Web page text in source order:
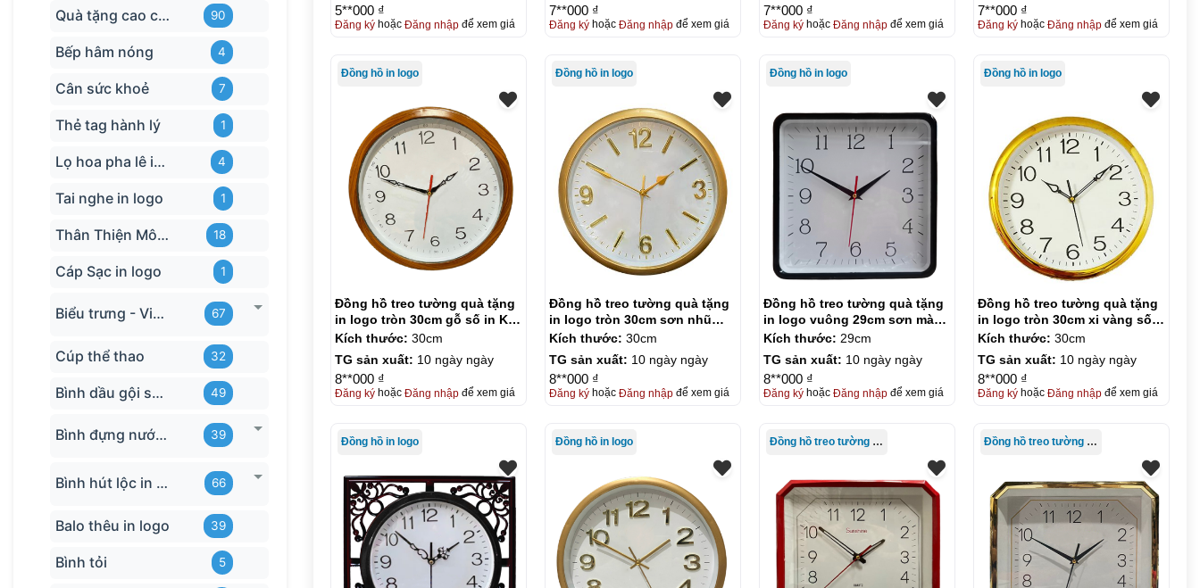
Quà tặng cao cấp 90
Bếp hâm nóng 4
Cân sức khoẻ 7
Thẻ tag hành lý 1
Lọ hoa pha lê in logo 4
Tai nghe in logo 1
Thân Thiện Môi trường 18
Cáp Sạc in logo 1
Biểu trưng - Vinh danh in logo 67
Cúp thể thao 32
Bình dầu gội sữa tắm 49
Bình đựng nước in logo 39
Bình hút lộc in logo 66
Balo thêu in logo 39
Bình tỏi 5
5**000 ₫
Đăng kýhoặc Đăng nhậpđể xem giá
7**000 ₫
Đăng kýhoặc Đăng nhậpđể xem giá
7**000 ₫
Đăng kýhoặc Đăng nhậpđể xem giá
7**000 ₫
Đăng kýhoặc Đăng nhậpđể xem giá
Đồng hồ in logo
Đồng hồ treo tường quà tặng
in logo tròn 30cm gỗ số in KQ-
DH05
Kích thước: 30cm
TG sản xuất: 10 ngày ngày
8**000 ₫
Đăng kýhoặc Đăng nhậpđể xem giá
Đồng hồ in logo
Đồng hồ treo tường quà tặng
in logo tròn 30cm sơn nhũ
đồng số cọc KQ-DH06
Kích thước: 30cm
TG sản xuất: 10 ngày ngày
8**000 ₫
Đăng kýhoặc Đăng nhậpđể xem giá
Đồng hồ in logo
Đồng hồ treo tường quà tặng
in logo vuông 29cm sơn màu
số in KQ-DH08
Kích thước: 29cm
TG sản xuất: 10 ngày ngày
8**000 ₫
Đăng kýhoặc Đăng nhậpđể xem giá
Đồng hồ in logo
Đồng hồ treo tường quà tặng
in logo tròn 30cm xi vàng số
in KQ-DH09
Kích thước: 30cm
TG sản xuất: 10 ngày ngày
8**000 ₫
Đăng kýhoặc Đăng nhậpđể xem giá
Đồng hồ in logo Đồng hồ in logo Đồng hồ treo tường giá rẻ Đồng hồ treo tường giá rẻ